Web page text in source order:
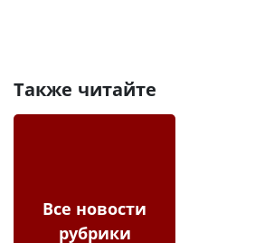
Также читайте
Все новости
рубрики